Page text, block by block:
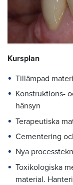
Kursplan
Tillämpad
Konstruktions-
hänsyn
Terapeutiska
Cementering
Nya
Toxikologiska
material.